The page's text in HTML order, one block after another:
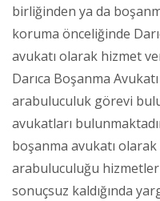
birliğinden ya da
koruma önceliğinde
avukatı olarak hizmet
Darıca Boşanma
arabuluculuk görevi
avukatları
boşanma avukatı olarak
arabuluculuğu
sonuçsuz kaldığında